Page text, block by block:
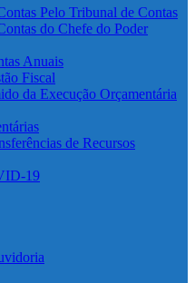
Pelo Tribunal de Contas
do Chefe do Poder
Anuais
Fiscal
da Execução Orçamentária
de Recursos
19